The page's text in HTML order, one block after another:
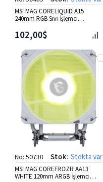
MSI MAG CORELIQUID A15
240mm RGB Sıvı İşlemci
102,00$
No: 50730 Stok: Stokta var
MSI MAG COREFROZR AA13
WHITE 120mm ARGB İşlemci